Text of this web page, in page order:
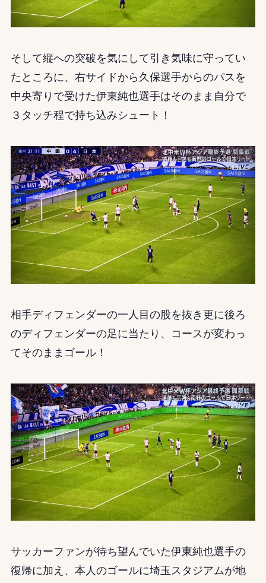
そして縦への突破を気にして引き気味に守ってい
たところに、右サイドから久保選手からのパスを
中央寄りで受けた伊東純也選手はそのまま自分で
３タッチ程で持ち込みシュート！
相手ディフェンダーの一人目の股を抜き更に後ろ
のディフェンダーの足に当たり、コースが変わっ
てそのままゴール！
サッカーファンが待ち望んでいた伊東純也選手の
復帰に加え、本人のゴールに埼玉スタジアムが地